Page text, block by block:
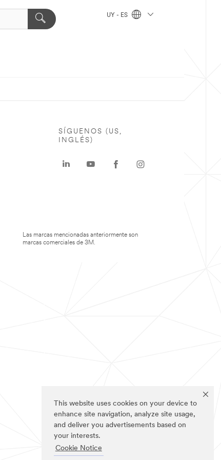
This website uses cookies on your device to
enhance site navigation, analyze site usage,
and deliver you advertisements based on
your interests.
Cookie Notice
UY - ES
SÍGUENOS (US,
INGLÉS)
Las marcas mencionadas anteriormente son
marcas comerciales de 3M.